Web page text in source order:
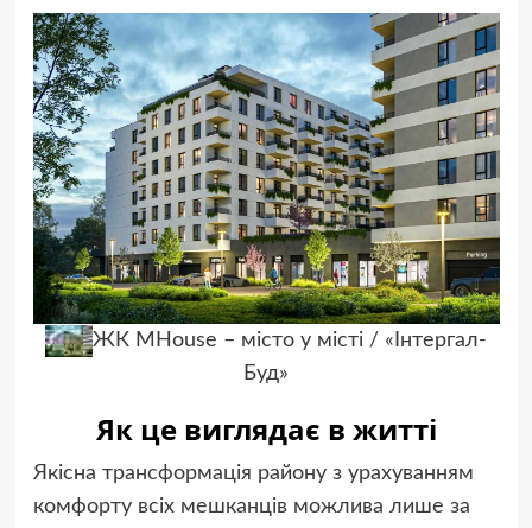
ЖК MHouse – місто у місті / «Інтергал-
Буд»
Як це виглядає в житті
Якісна трансформація району з урахуванням
комфорту всіх мешканців можлива лише за